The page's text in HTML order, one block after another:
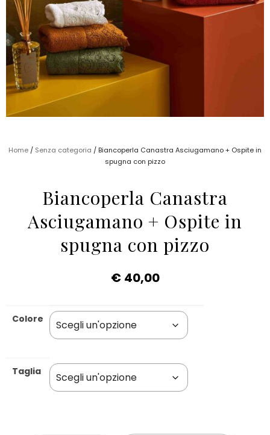
Home / Senza categoria / Biancoperla Canastra Asciugamano + Ospite in
spugna con pizzo
Biancoperla Canastra
Asciugamano + Ospite in
spugna con pizzo
€ 40,00
Colore
Taglia